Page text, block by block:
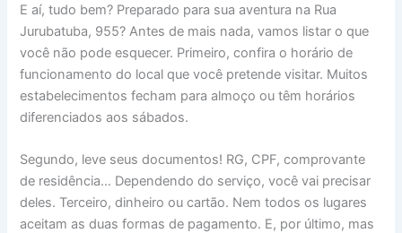
E aí, tudo bem? Preparado para sua aventura na Rua
Jurubatuba, 955? Antes de mais nada, vamos listar o que
você não pode esquecer. Primeiro, confira o horário de
funcionamento do local que você pretende visitar. Muitos
estabelecimentos fecham para almoço ou têm horários
diferenciados aos sábados.
Segundo, leve seus documentos! RG, CPF, comprovante
de residência… Dependendo do serviço, você vai precisar
deles. Terceiro, dinheiro ou cartão. Nem todos os lugares
aceitam as duas formas de pagamento. E, por último, mas